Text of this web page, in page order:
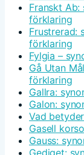
Franskt
förklaring
Frustrerad:
förklaring
Fylgia –
Gå Utan
förklaring
Gallra:
Galon:
Vad
Gasell
Gauss:
Gediget: